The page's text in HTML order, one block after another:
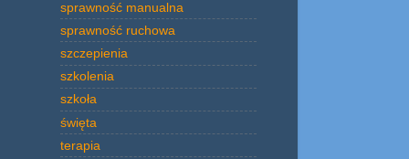
sprawność manualna
sprawność ruchowa
szczepienia
szkolenia
szkoła
święta
terapia